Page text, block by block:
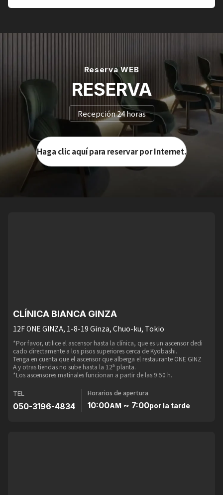
Reserva WEB
RESERVA
Recepción 24 horas
Haga clic aquí para reservar por Internet.
CLÍNICA BIANCA GINZA
12F ONE GINZA, 1-8-19 Ginza, Chuo-ku, Tokio
*Por favor, utilice el ascensor hasta la clínica, que es un ascensor dedi
cado directamente a los pisos superiores cerca de Kyobashi.
Tenga en cuenta que el ascensor que alberga el restaurante ONE GINZ
A y otras tiendas no sube hasta la 12ª planta.
*Los ascensores matinales funcionan a partir de las 9:50 h.
TEL
050-3196-4834
Horarios de apertura
10:00AM ~ 7:00por la tarde